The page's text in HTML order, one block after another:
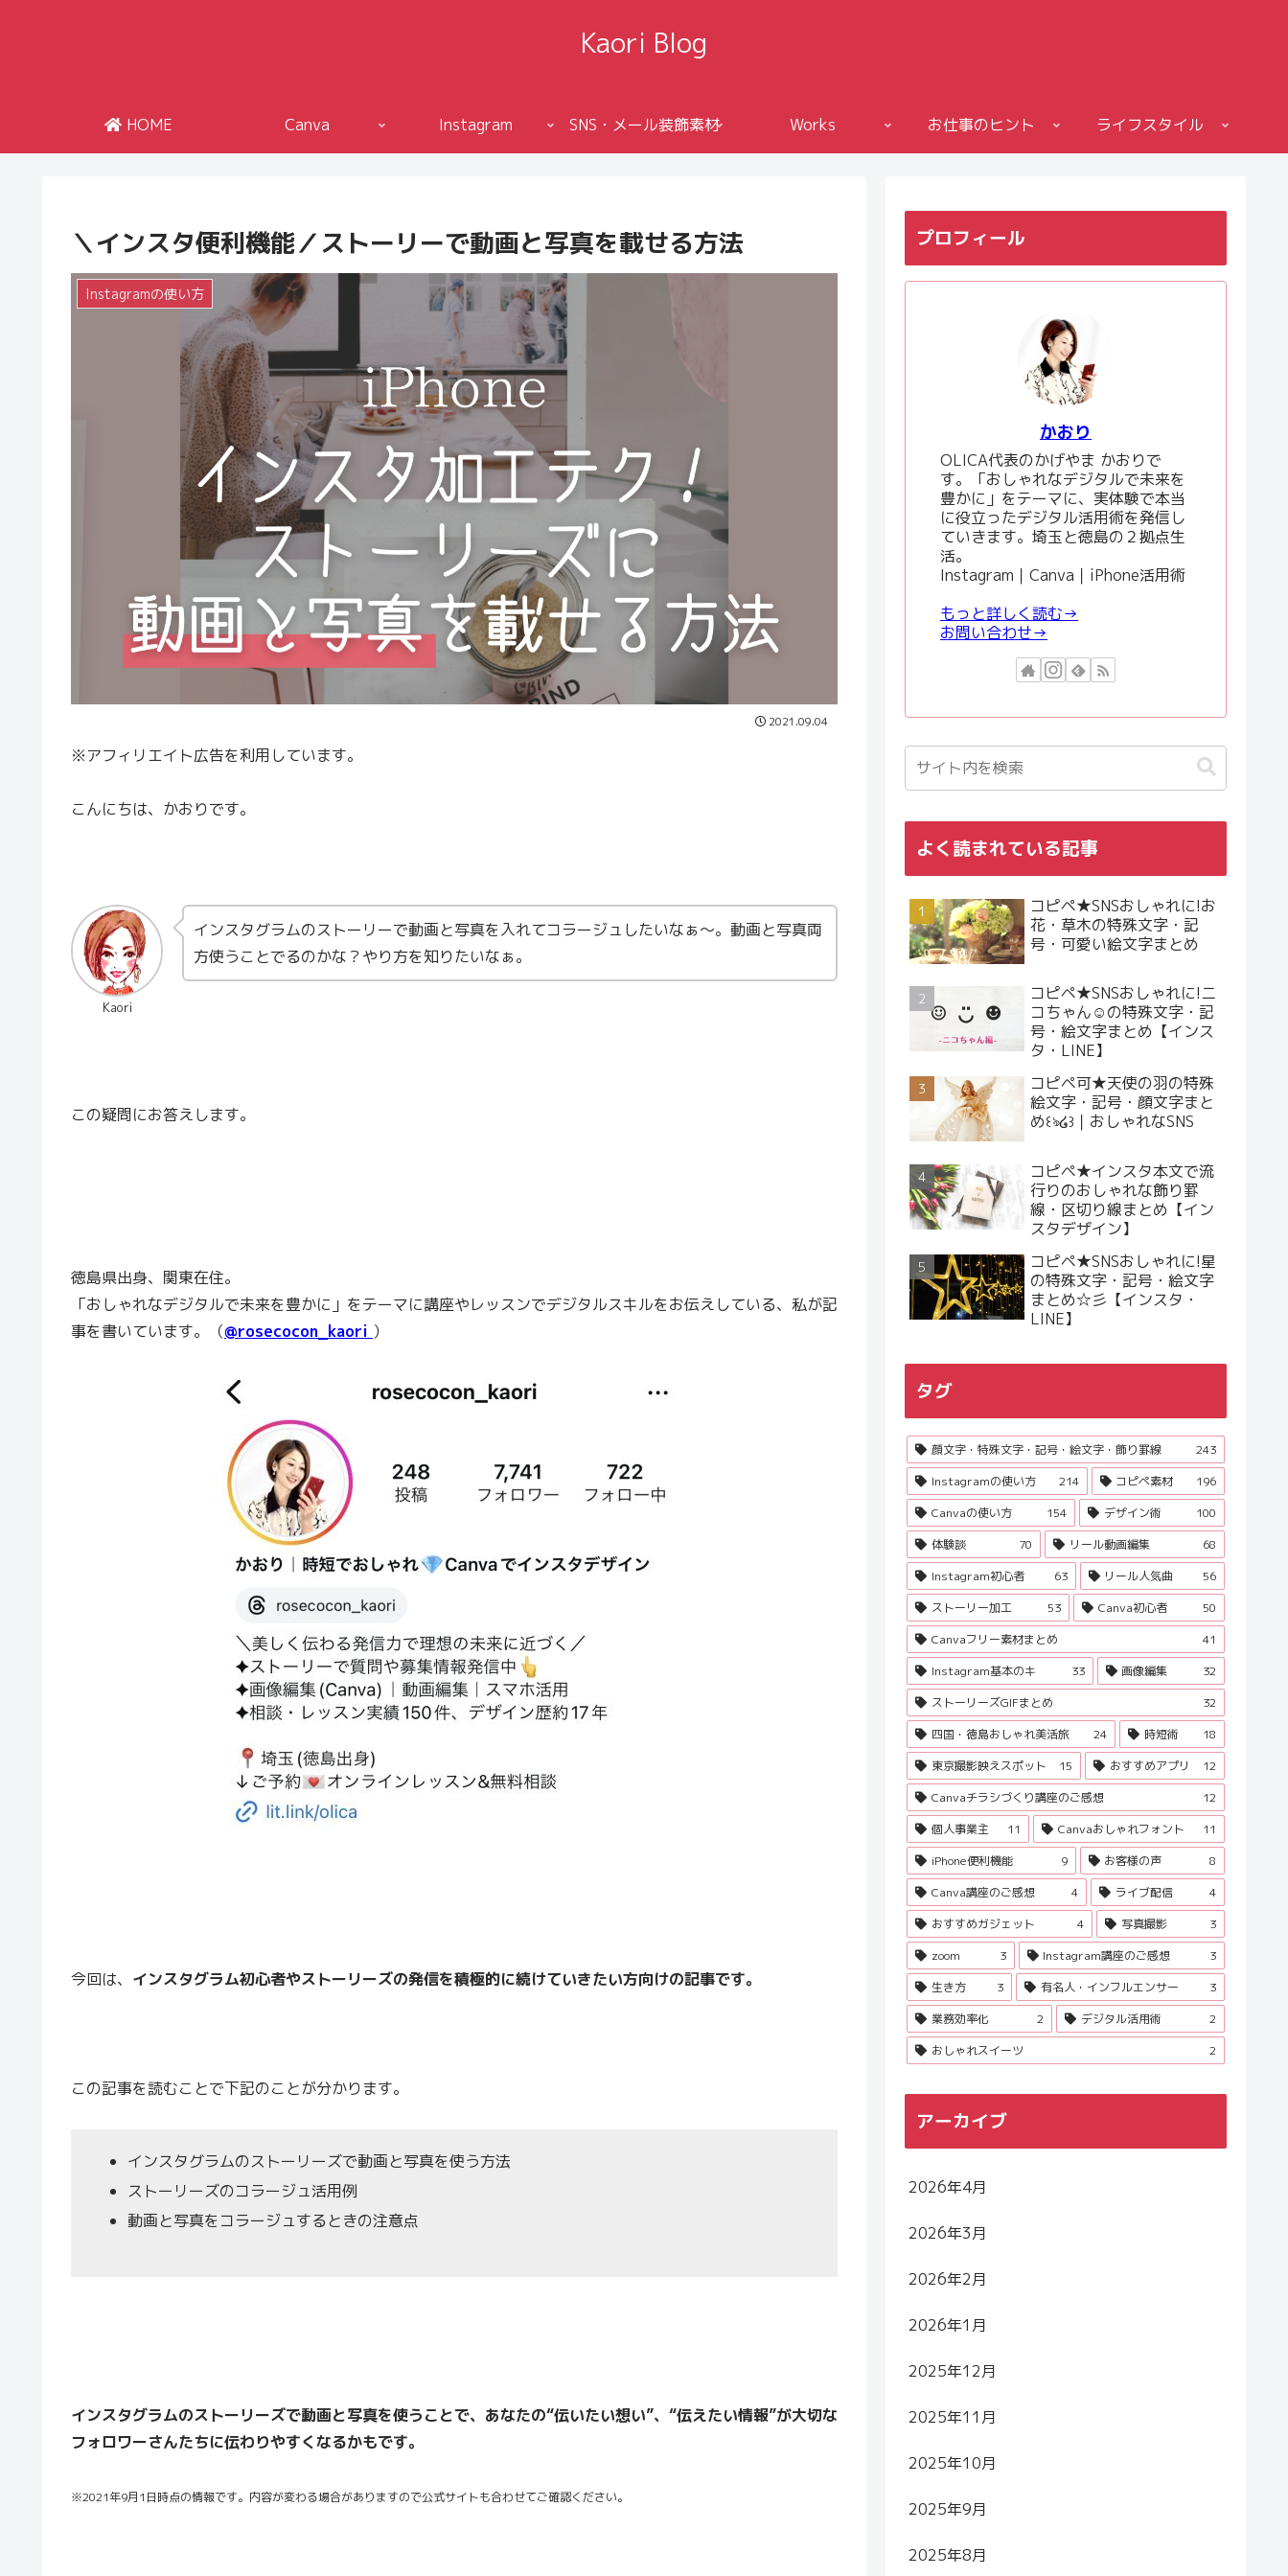
Kaori Blog
HOME Canva Instagram SNS・メール装飾素材 Works お仕事のヒント ライフスタイル
＼インスタ便利機能／ストーリーで動画と写真を載せる方法
Instagramの使い方
2021.09.04
※アフィリエイト広告を利用しています。
こんにちは、かおりです。
Kaori
インスタグラムのストーリーで動画と写真を入れてコラージュしたいなぁ〜。動画と写真両
方使うことでるのかな？やり方を知りたいなぁ。
この疑問にお答えします。
徳島県出身、関東在住。
「おしゃれなデジタルで未来を豊かに」をテーマに講座やレッスンでデジタルスキルをお伝えしている、私が記
事を書いています。（@rosecocon_kaori ）
今回は、 インスタグラム初心者やストーリーズの発信を積極的に続けていきたい方向けの記事です。
この記事を読むことで下記のことが分かります。
インスタグラムのストーリーズで動画と写真を使う方法
ストーリーズのコラージュ活用例
動画と写真をコラージュするときの注意点
インスタグラムのストーリーズで動画と写真を使うことで、あなたの“伝いたい想い”、“伝えたい情報”が大切な
フォロワーさんたちに伝わりやすくなるかもです。
※2021年9月1日時点の情報です。内容が変わる場合がありますので公式サイトも合わせてご確認ください。
プロフィール
かおり
OLICA代表のかげやま かおりで
す。「おしゃれなデジタルで未来を
豊かに」をテーマに、実体験で本当
に役立ったデジタル活用術を発信し
ていきます。埼玉と徳島の２拠点生
活。
Instagram｜Canva｜iPhone活用術
もっと詳しく読む→
お問い合わせ→
よく読まれている記事
コピペ★SNSおしゃれに!お
花・草木の特殊文字・記
号・可愛い絵文字まとめ
コピペ★SNSおしゃれに!ニ
コちゃん☺︎の特殊文字・記
号・絵文字まとめ【インス
タ・LINE】
コピペ可★天使の羽の特殊
絵文字・記号・顔文字まと
め꒰ঌ໒꒱｜おしゃれなSNS
コピペ★インスタ本文で流
行りのおしゃれな飾り罫
線・区切り線まとめ【イン
スタデザイン】
コピペ★SNSおしゃれに!星
の特殊文字・記号・絵文字
まとめ☆彡【インスタ・
LINE】
タグ
顔文字・特殊文字・記号・絵文字・飾り罫線
243
Instagramの使い方
214 コピペ素材
196
Canvaの使い方
154 デザイン術
100
体験談
70 リール動画編集
68
Instagram初心者
63 リール人気曲
56
ストーリー加工
53 Canva初心者
50
Canvaフリー素材まとめ
41
Instagram基本のキ
33 画像編集
32
ストーリーズGIFまとめ
32
四国・徳島おしゃれ美活旅
24 時短術
18
東京撮影映えスポット
15 おすすめアプリ
12
Canvaチラシづくり講座のご感想
12
個人事業主
11 Canvaおしゃれフォント
11
iPhone便利機能
9 お客様の声
8
Canva講座のご感想
4 ライブ配信
4
おすすめガジェット
4 写真撮影
3
zoom
3 Instagram講座のご感想
3
生き方
3 有名人・インフルエンサー
3
業務効率化
2 デジタル活用術
2
おしゃれスイーツ
2
アーカイブ
2026年4月
2026年3月
2026年2月
2026年1月
2025年12月
2025年11月
2025年10月
2025年9月
2025年8月